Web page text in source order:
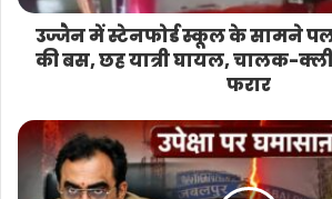
अब सबकी नजर 3 जुलाई के जनसंवाद
जहां यह साफ हो सकेगा कि इंदौर के
सवालों का सरकार किस तरह जवाब
उज्जैन में स्टेनफोर्ड स्कूल के सामने
की बस, छह यात्री घायल, चालक-
फरार